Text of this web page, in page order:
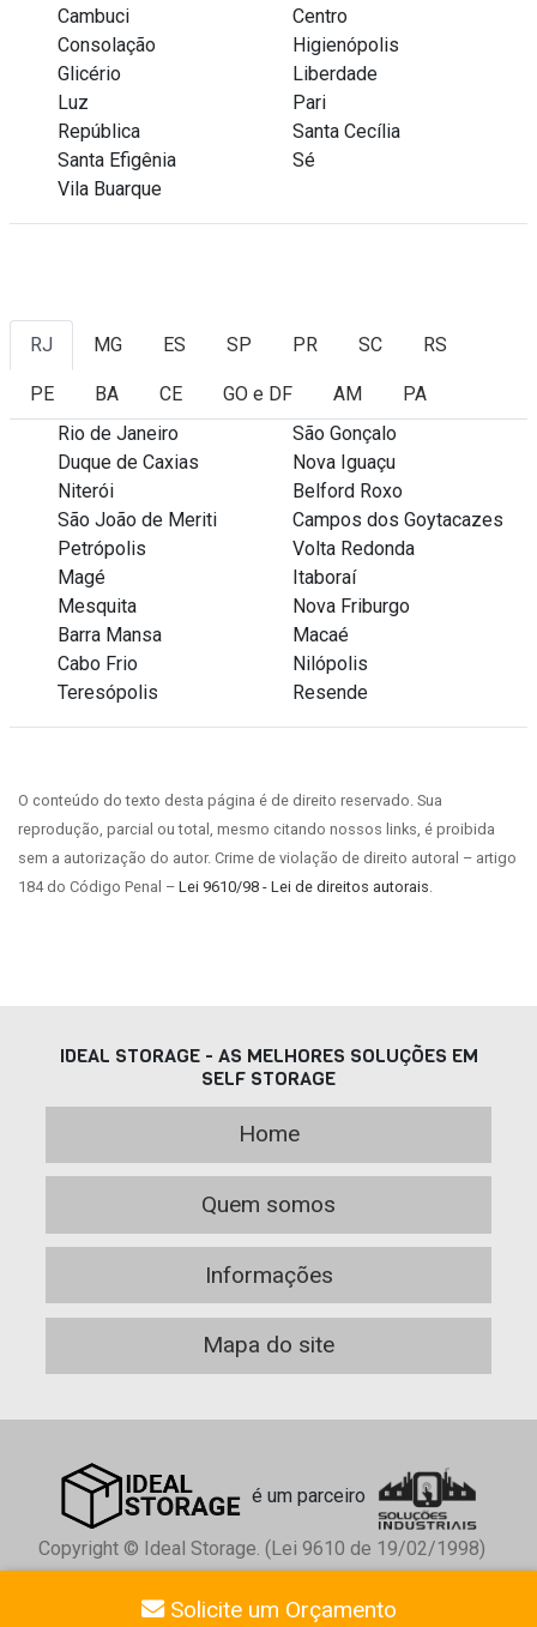
Solicite um Orçamento
Cambuci
Centro
Consolação
Higienópolis
Glicério
Liberdade
Luz
Pari
República
Santa Cecília
Santa Efigênia
Sé
Vila Buarque
RJ MG ES SP PR SC RS
PE BA CE GO e DF AM
PA
Rio de Janeiro
São Gonçalo
Duque de Caxias
Nova Iguaçu
Niterói
Belford Roxo
São João de Meriti
Campos dos Goytacazes
Petrópolis
Volta Redonda
Magé
Itaboraí
Mesquita
Nova Friburgo
Barra Mansa
Macaé
Cabo Frio
Nilópolis
Teresópolis
Resende
O conteúdo do texto desta página é de direito reservado. Sua
reprodução, parcial ou total, mesmo citando nossos links, é proibida
sem a autorização do autor. Crime de violação de direito autoral – artigo
184 do Código Penal – Lei 9610/98 - Lei de direitos autorais
IDEAL STORAGE - AS MELHORES SOLUÇÕES EM
SELF STORAGE
Home
Quem somos
Informações
Mapa do site
é um parceiro
Copyright © Ideal Storage. (Lei 9610 de 19/02/1998)